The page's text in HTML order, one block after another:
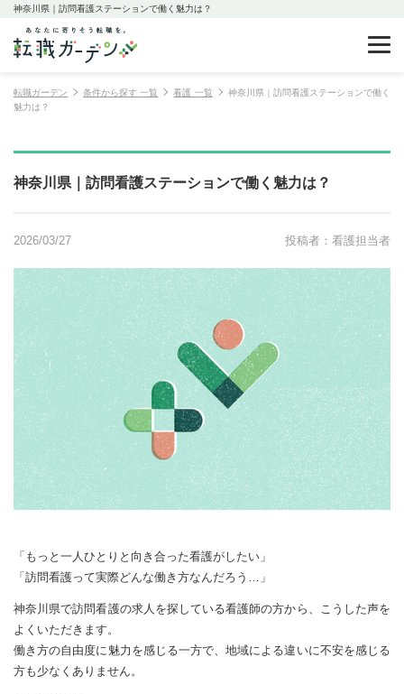
神奈川県｜訪問看護ステーションで働く魅力は？
転職ガーデン 条件から探す 一覧 看護 一覧
神奈川県｜訪問看護ステーションで働く
魅力は？
神奈川県｜訪問看護ステーションで働く魅力は？
2026/03/27 投稿者：看護担当者
「もっと一人ひとりと向き合った看護がしたい」
「訪問看護って実際どんな働き方なんだろう…」
神奈川県で訪問看護の求人を探している看護師の方から、こうした声を
よくいただきます。
働き方の自由度に魅力を感じる一方で、地域による違いに不安を感じる
方も少なくありません。